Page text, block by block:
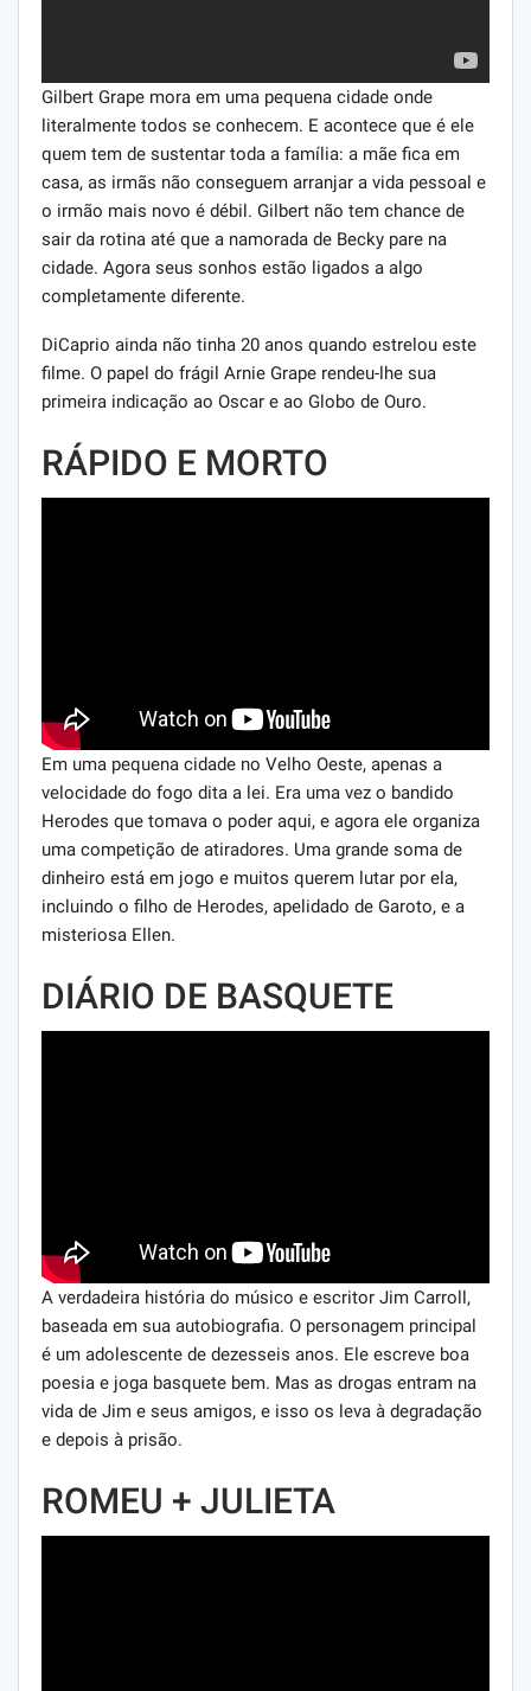
Gilbert Grape mora em uma pequena cidade onde
literalmente todos se conhecem. E acontece que é ele
quem tem de sustentar toda a família: a mãe fica em
casa, as irmãs não conseguem arranjar a vida pessoal e
o irmão mais novo é débil. Gilbert não tem chance de
sair da rotina até que a namorada de Becky pare na
cidade. Agora seus sonhos estão ligados a algo
completamente diferente.
DiCaprio ainda não tinha 20 anos quando estrelou este
filme. O papel do frágil Arnie Grape rendeu-lhe sua
primeira indicação ao Oscar e ao Globo de Ouro.
RÁPIDO E MORTO
Em uma pequena cidade no Velho Oeste, apenas a
velocidade do fogo dita a lei. Era uma vez o bandido
Herodes que tomava o poder aqui, e agora ele organiza
uma competição de atiradores. Uma grande soma de
dinheiro está em jogo e muitos querem lutar por ela,
incluindo o filho de Herodes, apelidado de Garoto, e a
misteriosa Ellen.
DIÁRIO DE BASQUETE
A verdadeira história do músico e escritor Jim Carroll,
baseada em sua autobiografia. O personagem principal
é um adolescente de dezesseis anos. Ele escreve boa
poesia e joga basquete bem. Mas as drogas entram na
vida de Jim e seus amigos, e isso os leva à degradação
e depois à prisão.
ROMEU + JULIETA